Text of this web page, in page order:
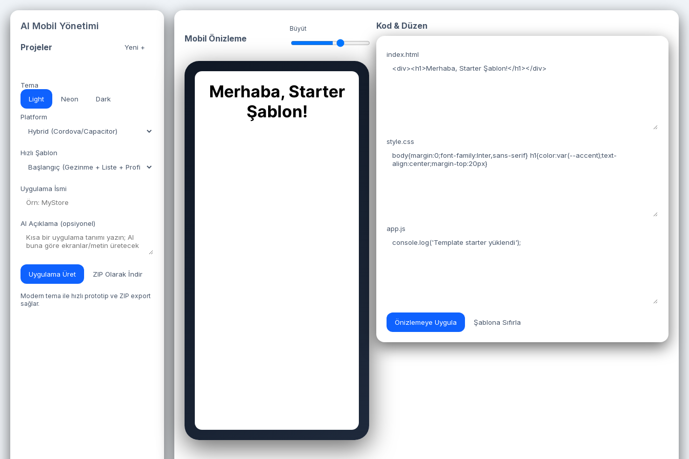
AI Mobil Yönetimi
Projeler Yeni +
Tema
Light
Neon Dark
Platform
Hızlı Şablon
Uygulama İsmi
AI Açıklama (opsiyonel)
Uygulama Üret ZIP Olarak İndir
Modern tema ile hızlı prototip ve ZIP export
sağlar.
Mobil Önizleme
Büyüt Kod & Düzen
index.html
style.css
app.js
Önizlemeye Uygula Şablona Sıfırla